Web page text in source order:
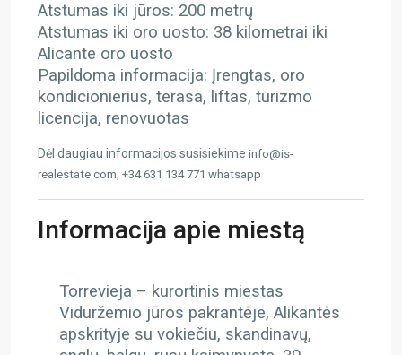
Atstumas iki jūros: 200 metrų
Atstumas iki oro uosto: 38 kilometrai iki
Alicante oro uosto
Papildoma informacija: Įrengtas, oro
kondicionierius, terasa, liftas, turizmo
licencija, renovuotas
Dėl daugiau informacijos susisiekime info@is-
realestate.com, +34 631 134 771 whatsapp
Informacija apie miestą
Torrevieja – kurortinis miestas
Viduržemio jūros pakrantėje, Alikantės
apskrityje su vokiečiu, skandinavų,